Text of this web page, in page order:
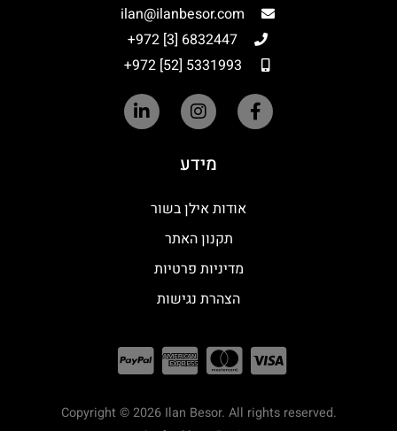
ilan@ilanbesor.com
6832447 [3] 972+
5331993 [52] 972+
מידע
אודות אילן בשור
תקנון האתר
מדיניות פרטיות
הצהרת נגישות
Copyright © 2026 Ilan Besor. All rights reserved.